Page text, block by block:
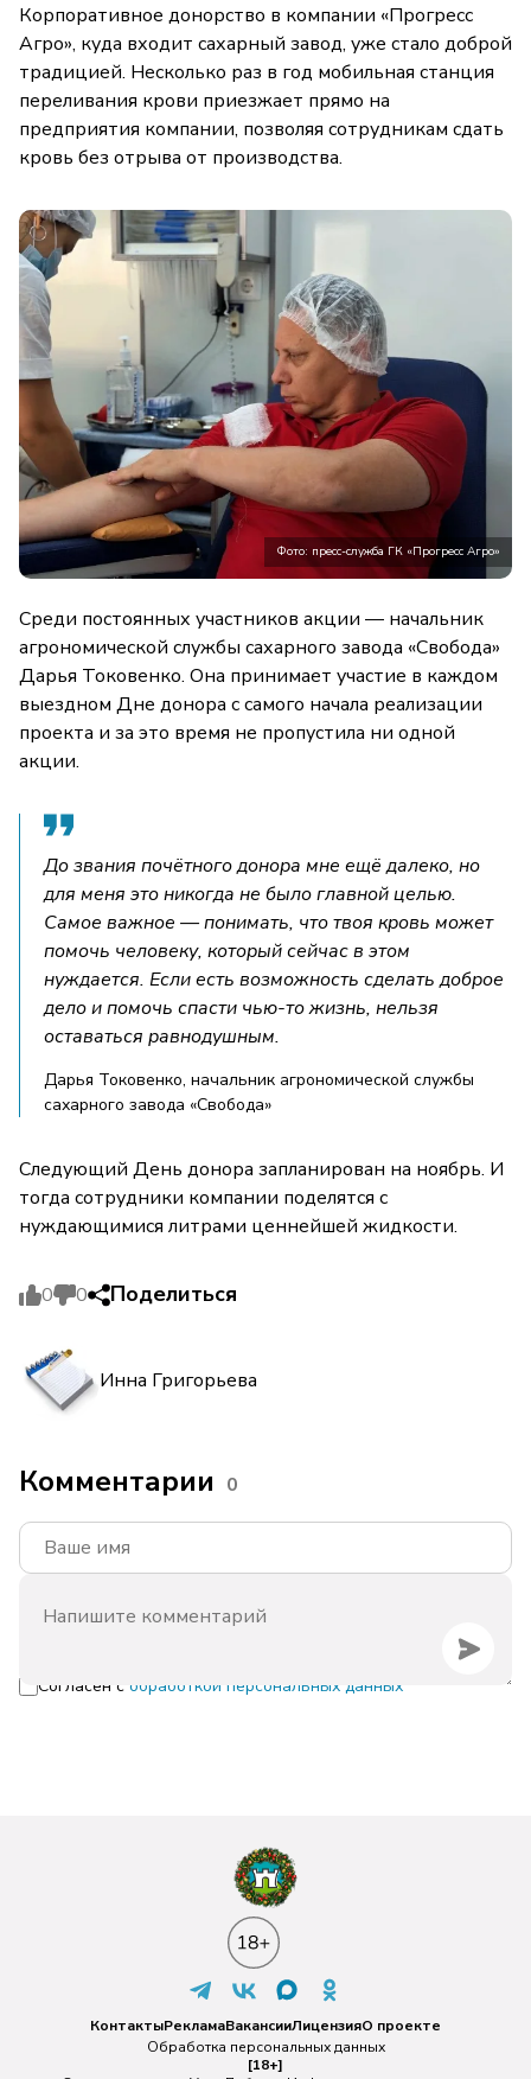
Корпоративное донорство в компании «Прогресс
Агро», куда входит сахарный завод, уже стало доброй
традицией. Несколько раз в год мобильная станция
переливания крови приезжает прямо на
предприятия компании, позволяя сотрудникам сдать
кровь без отрыва от производства.
Фото: пресс-служба ГК «Прогресс Агро»
Среди постоянных участников акции — начальник
агрономической службы сахарного завода «Свобода»
Дарья Токовенко. Она принимает участие в каждом
выездном Дне донора с самого начала реализации
проекта и за это время не пропустила ни одной
акции.
До звания почётного донора мне ещё далеко, но
для меня это никогда не было главной целью.
Самое важное — понимать, что твоя кровь может
помочь человеку, который сейчас в этом
нуждается. Если есть возможность сделать доброе
дело и помочь спасти чью-то жизнь, нельзя
оставаться равнодушным.
Дарья Токовенко, начальник агрономической службы
сахарного завода «Свобода»
Следующий День донора запланирован на ноябрь. И
тогда сотрудники компании поделятся с
нуждающимися литрами ценнейшей жидкости.
0 0 Поделиться
Инна Григорьева
Комментарии 0
Согласен с обработкой персональных данных
КонтактыРекламаВакансииЛицензияО проекте
Обработка персональных данных
[18+]